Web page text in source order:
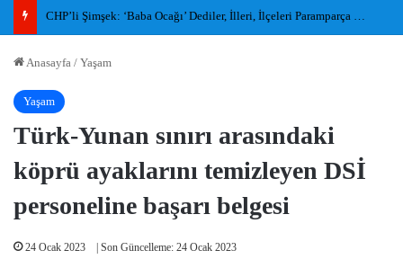
Anasayfa / Yaşam
Yaşam
Türk-Yunan sınırı arasındaki
köprü ayaklarını temizleyen DSİ
personeline başarı belgesi
24 Ocak 2023 | Son Güncelleme: 24 Ocak 2023